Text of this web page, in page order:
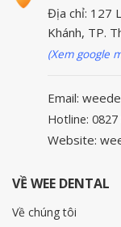
Địa chỉ: 127
Khánh, TP.
(Xem google
Email:
Hotline: 0827
Website:
VỀ WEE DENTAL
Về chúng tôi